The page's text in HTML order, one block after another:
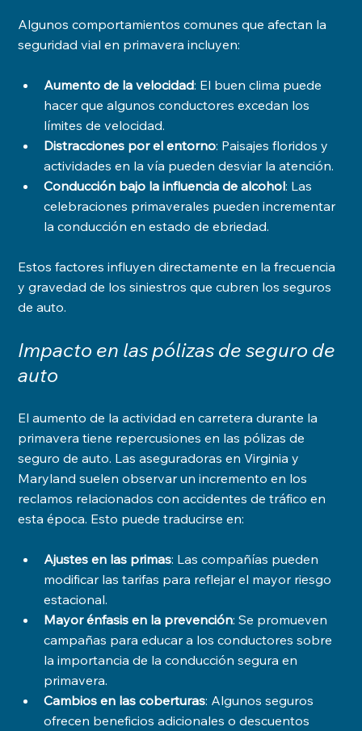
Algunos comportamientos comunes que afectan la
seguridad vial en primavera incluyen:
Aumento de la velocidad: El buen clima puede
hacer que algunos conductores excedan los
límites de velocidad.
Distracciones por el entorno: Paisajes floridos y
actividades en la vía pueden desviar la atención.
Conducción bajo la influencia de alcohol: Las
celebraciones primaverales pueden incrementar
la conducción en estado de ebriedad.
Estos factores influyen directamente en la frecuencia
y gravedad de los siniestros que cubren los seguros
de auto.
Impacto en las pólizas de seguro de
auto
El aumento de la actividad en carretera durante la
primavera tiene repercusiones en las pólizas de
seguro de auto. Las aseguradoras en Virginia y
Maryland suelen observar un incremento en los
reclamos relacionados con accidentes de tráfico en
esta época. Esto puede traducirse en:
Ajustes en las primas: Las compañías pueden
modificar las tarifas para reflejar el mayor riesgo
estacional.
Mayor énfasis en la prevención: Se promueven
campañas para educar a los conductores sobre
la importancia de la conducción segura en
primavera.
Cambios en las coberturas: Algunos seguros
ofrecen beneficios adicionales o descuentos